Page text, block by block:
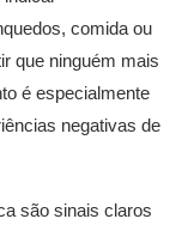
comida ou
que ninguém mais
é especialmente
negativas de
são sinais claros